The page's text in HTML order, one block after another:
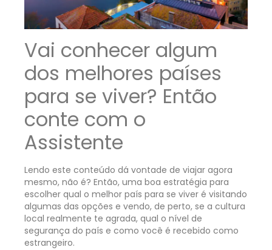
Vai conhecer algum
dos melhores países
para se viver? Então
conte com o
Assistente
Lendo este conteúdo dá vontade de viajar agora
mesmo, não é? Então, uma boa estratégia para
escolher qual o melhor país para se viver é visitando
algumas das opções e vendo, de perto, se a cultura
local realmente te agrada, qual o nível de
segurança do país e como você é recebido como
estrangeiro.